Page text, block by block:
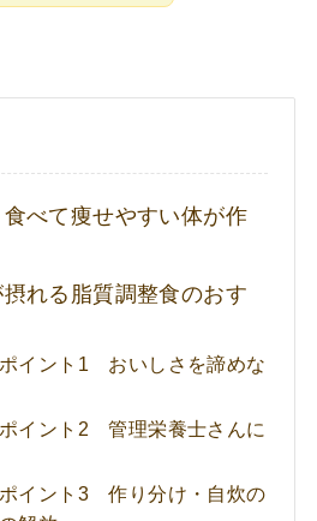
べて痩せやすい体が作
れる脂質調整食のおす
イント1 おいしさを諦めな
イント2 管理栄養士さんに
イント3 作り分け・自炊の